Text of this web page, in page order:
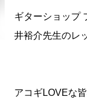
ギターショップ
井裕介先生のレ
アコギLOVEな皆